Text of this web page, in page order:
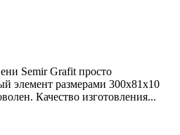
Semir Grafit просто
элемент размерами 300х81х10
Качество изготовления...